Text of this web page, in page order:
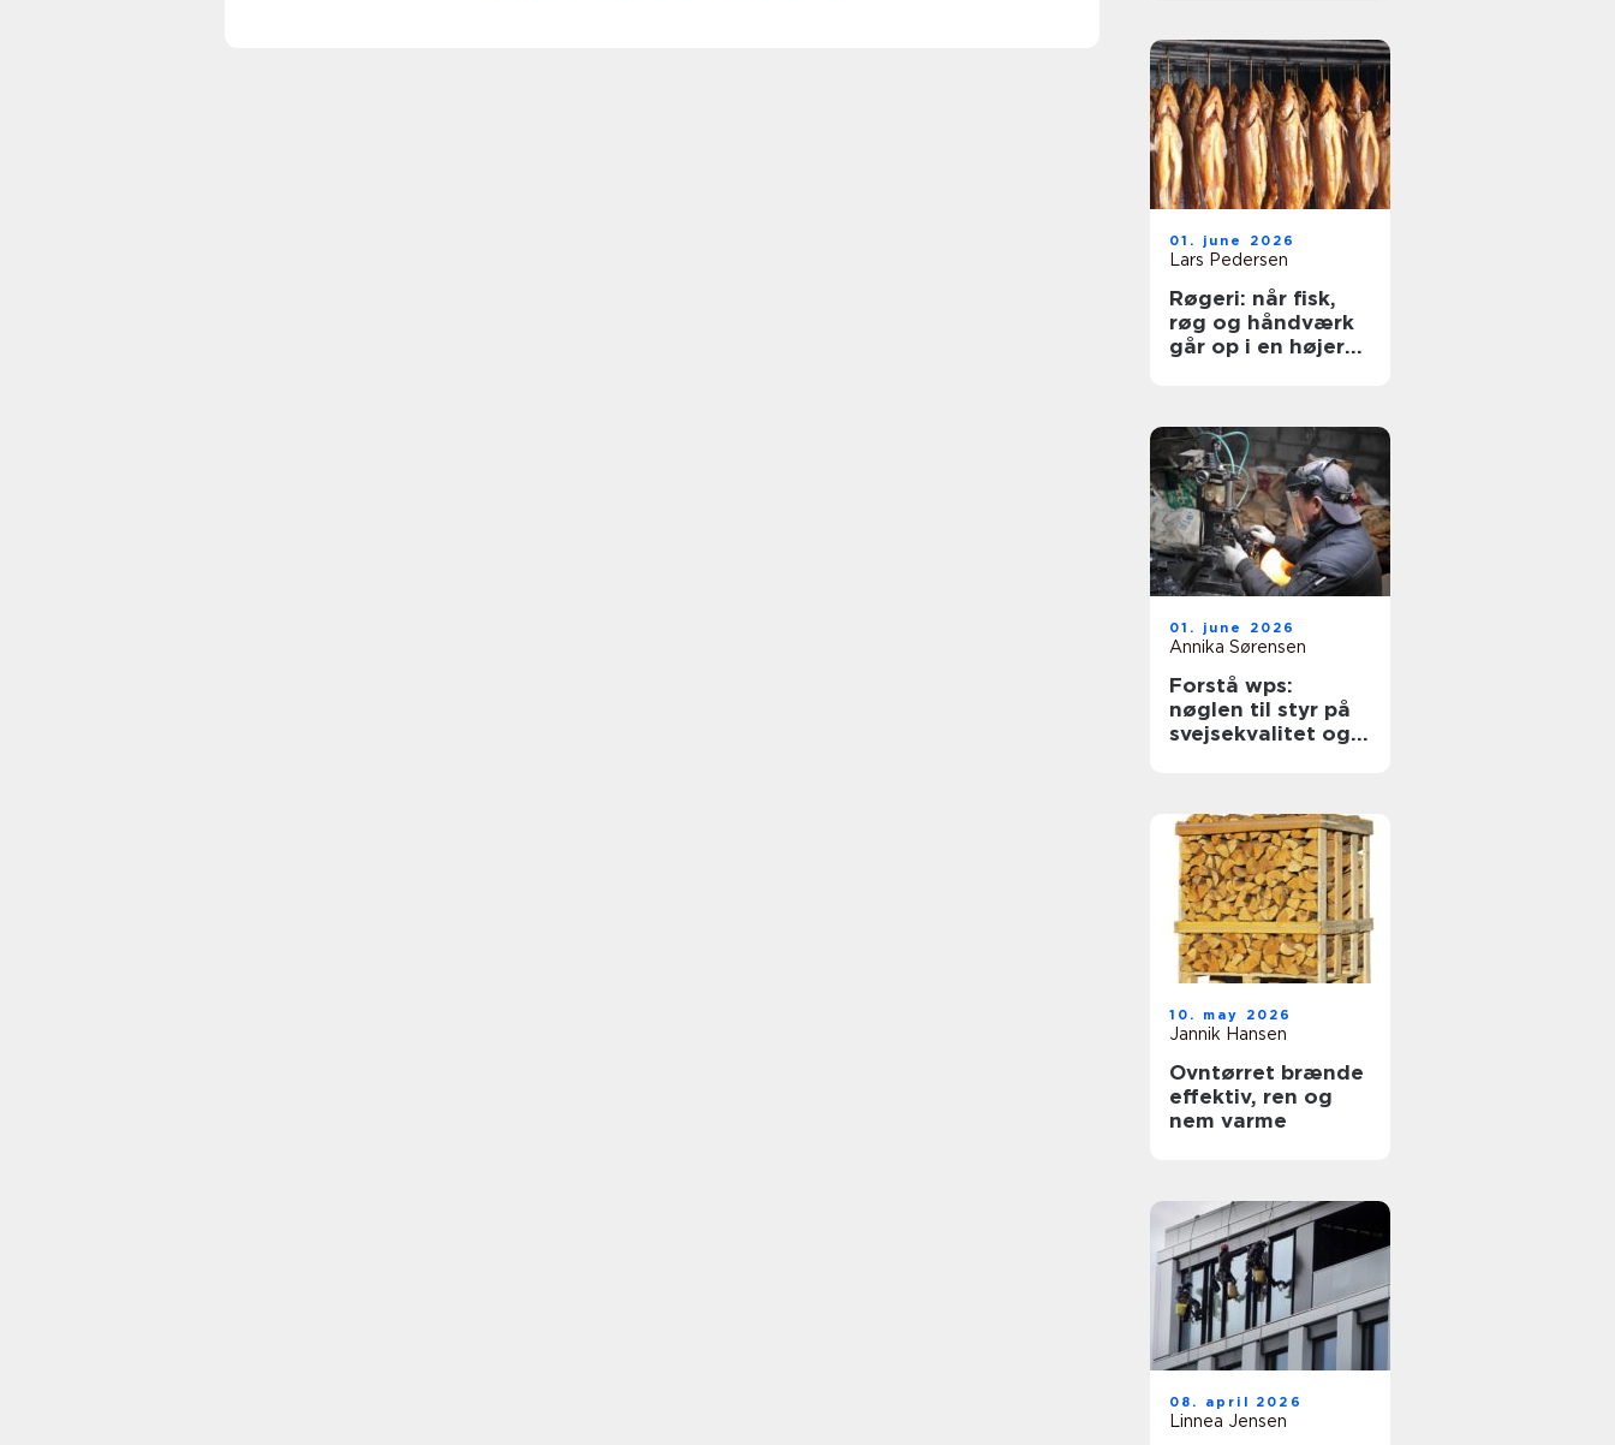
01. june 2026
Lars Pedersen
Røgeri: når fisk,
røg og håndværk
går op i en højere
01. june 2026
Annika Sørensen
Forstå wps:
nøglen til styr på
svejsekvalitet og
10. may 2026
Jannik Hansen
Ovntørret brænde
effektiv, ren og
nem varme
08. april 2026
Linnea Jensen